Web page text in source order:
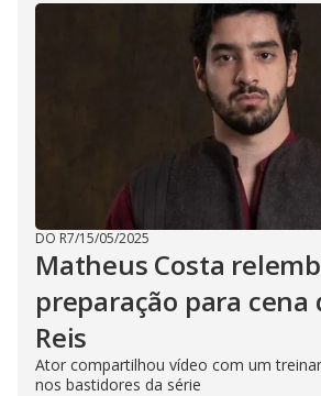
DO R7/15/05/2025
Matheus Costa
preparação para cena
Reis
Ator compartilhou vídeo com um
nos bastidores da série